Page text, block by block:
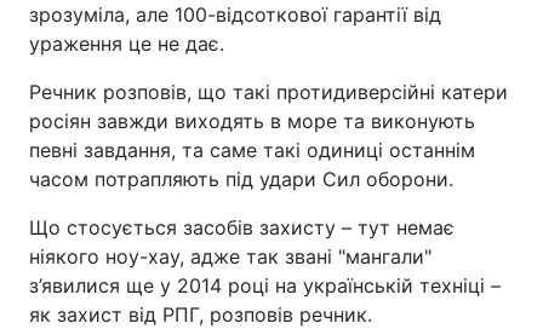
зрозуміла, але 100-відсоткової гарантії від
ураження це не дає.
Речник розповів, що такі протидиверсійні катери
росіян завжди виходять в море та виконують
певні завдання, та саме такі одиниці останнім
часом потрапляють під удари Сил оборони.
Що стосується засобів захисту – тут немає
ніякого ноу-хау, адже так звані "мангали"
з’явилися ще у 2014 році на українській техніці –
як захист від РПГ, розповів речник.